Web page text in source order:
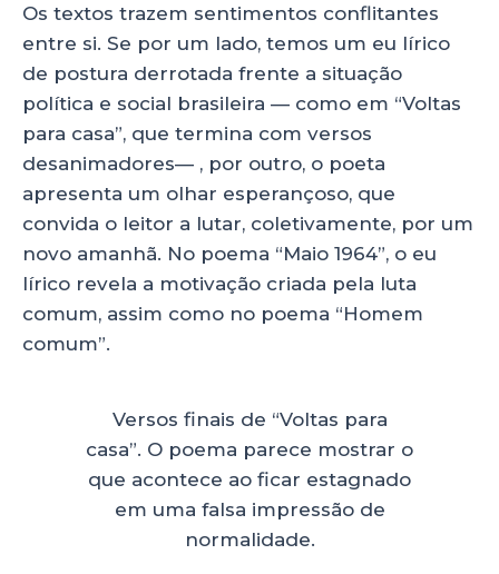
Os textos trazem sentimentos conflitantes
entre si. Se por um lado, temos um eu lírico
de postura derrotada frente a situação
política e social brasileira — como em “Voltas
para casa”, que termina com versos
desanimadores— , por outro, o poeta
apresenta um olhar esperançoso, que
convida o leitor a lutar, coletivamente, por um
novo amanhã. No poema “Maio 1964”, o eu
lírico revela a motivação criada pela luta
comum, assim como no poema “Homem
comum”.
Versos finais de “Voltas para
casa”. O poema parece mostrar o
que acontece ao ficar estagnado
em uma falsa impressão de
normalidade.